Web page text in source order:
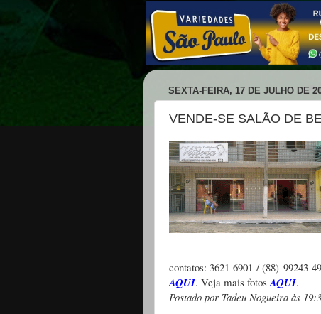
SEXTA-FEIRA, 17 DE JULHO DE
VENDE-SE SALÃO DE
contatos: 3621-6901 / (88) 99243-
AQUI. Veja mais fotosAQUI.
Postado por Tadeu Nogueira às